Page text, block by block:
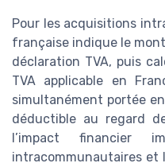
Pour les acquisitions
française indique le
déclaration TVA, puis
TVA applicable en
simultanément portée
déductible au regard
l’impact financier
intracommunautaires et